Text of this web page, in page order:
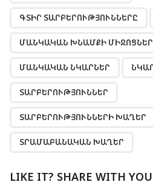
ԳՏԻՐ ՏԱՐԲԵՐՈՒԹՅՈՒՆՆԵՐԸ
ՄԱՆԿԱԿԱՆ ԽՆԱՄՔԻ ՄԻՋՈՑՆԵՐ
ՄԱՆԿԱԿԱՆ ՆԿԱՐՆԵՐ
ՏԱՐԲԵՐՈՒԹՅՈՒՆՆԵՐ
ՏԱՐԲԵՐՈՒԹՅՈՒՆՆԵՐԻ ԽԱՂԵՐ
ՏՐԱՄԱԲԱՆԱԿԱՆ ԽԱՂԵՐ
LIKE IT? SHARE WITH